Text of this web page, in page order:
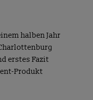
halben Jahr
erstes Fazit
Produkt